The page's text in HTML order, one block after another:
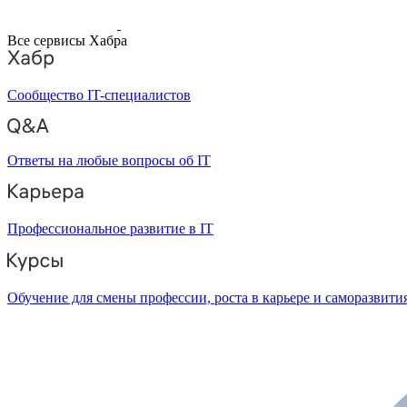
Все сервисы Хабра
Сообщество IT-специалистов
Ответы на любые вопросы об IT
Профессиональное развитие в IT
Обучение для смены профессии, роста в карьере и